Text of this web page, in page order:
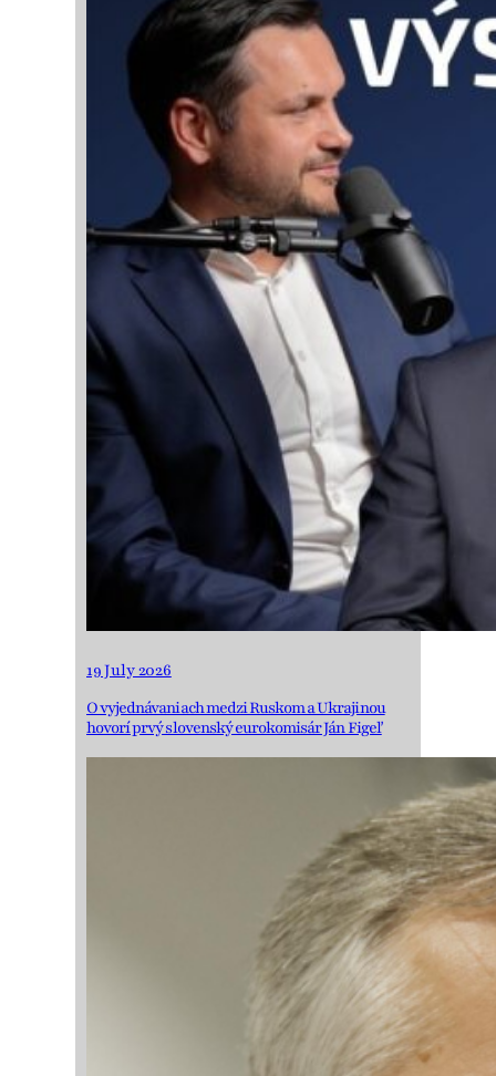
19 July 2026
O vyjednávaniach medzi Ruskom a Ukrajinou
hovorí prvý slovenský eurokomisár Ján Figeľ